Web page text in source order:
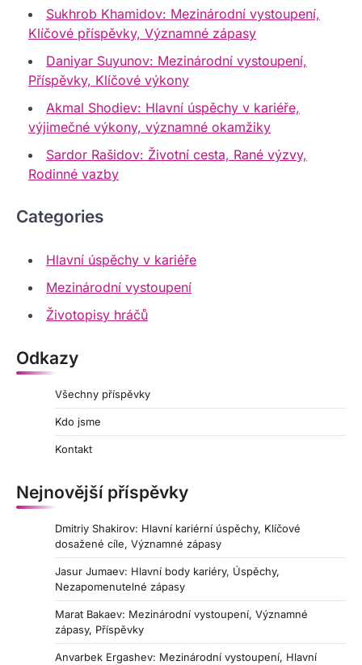
Sukhrob Khamidov: Mezinárodní vystoupení,
Klíčové příspěvky, Významné zápasy
Daniyar Suyunov: Mezinárodní vystoupení,
Příspěvky, Klíčové výkony
Akmal Shodiev: Hlavní úspěchy v kariéře,
výjimečné výkony, významné okamžiky
Sardor Rašidov: Životní cesta, Rané výzvy,
Rodinné vazby
Categories
Hlavní úspěchy v kariéře
Mezinárodní vystoupení
Životopisy hráčů
Odkazy
Všechny příspěvky
Kdo jsme
Kontakt
Nejnovější příspěvky
Dmitriy Shakirov: Hlavní kariérní úspěchy, Klíčové
dosažené cíle, Významné zápasy
Jasur Jumaev: Hlavní body kariéry, Úspěchy,
Nezapomenutelné zápasy
Marat Bakaev: Mezinárodní vystoupení, Významné
zápasy, Příspěvky
Anvarbek Ergashev: Mezinárodní vystoupení, Hlavní